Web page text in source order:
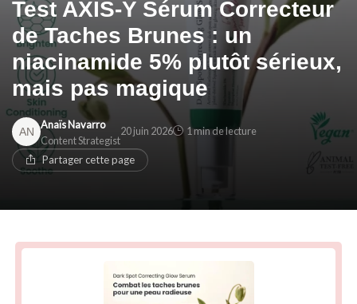
Test AXIS-Y Sérum Correcteur
de Taches Brunes : un
niacinamide 5% plutôt sérieux,
mais pas magique
Anaïs Navarro
Content Strategist
20 juin 2026 1 min de lecture
Partager cette page